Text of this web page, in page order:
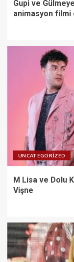
Gupi ve
animasyon filmi
UNCATEGORIZED
M Lisa ve Dolu
Vişne